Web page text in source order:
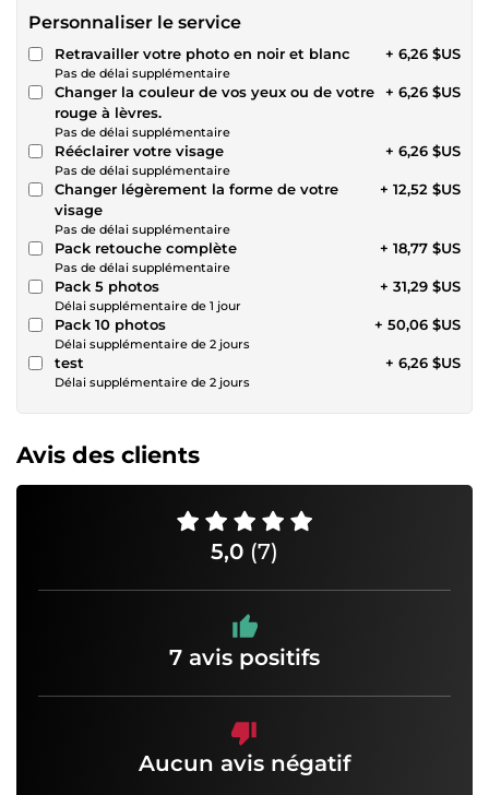
Personnaliser le service
Retravailler votre photo en noir et blanc
Pas de délai supplémentaire
+ 6,26 $US
Changer la couleur de vos yeux ou de votre
rouge à lèvres.
Pas de délai supplémentaire
+ 6,26 $US
Rééclairer votre visage
Pas de délai supplémentaire
+ 6,26 $US
Changer légèrement la forme de votre
visage
Pas de délai supplémentaire
+ 12,52 $US
Pack retouche complète
Pas de délai supplémentaire
+ 18,77 $US
Pack 5 photos
Délai supplémentaire de 1 jour
+ 31,29 $US
Pack 10 photos
Délai supplémentaire de 2 jours
+ 50,06 $US
test
Délai supplémentaire de 2 jours
+ 6,26 $US
Avis des clients
5,0 (7)
7 avis positifs
Aucun avis négatif